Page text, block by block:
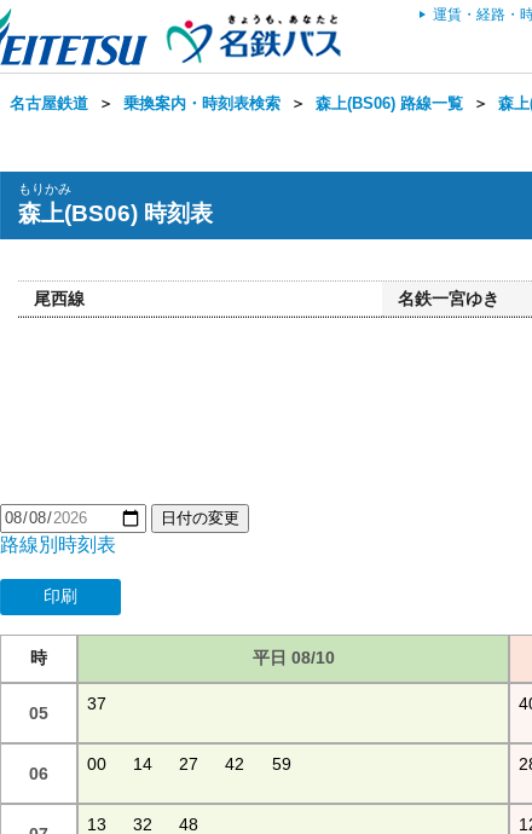
運賃・経路・
名古屋鉄道 ＞ 乗換案内・時刻表検索 ＞ 森上(BS06) 路線一覧 ＞ 森
もりかみ
森上(BS06) 時刻表
尾西線 名鉄一宮ゆき
日付の変更
路線別時刻表
印刷
時 平日 08/10
05 37
06 00 14 27 42 59
13 32 48